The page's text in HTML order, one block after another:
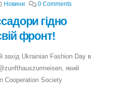
Новини 0 Comments
гідно
фронт!
захід Ukrainian Fashion Day в
який
Cooperation Society